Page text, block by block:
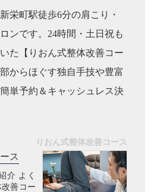
栄町駅徒歩6分の肩こり・
ンです。24時間・土日祝も
た【りおん式整体改善コー
からほぐす独自手技や豊富
単予約＆キャッシュレス決
りおん式整体改善コース
ス
介 よく
善コー